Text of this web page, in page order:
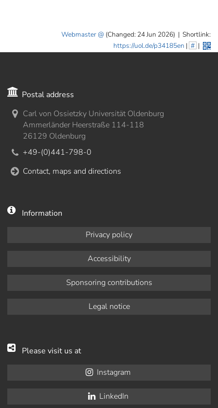
Webmaster (Changed: 24 Jun 2026) | Shortlink:
https://uol.de/p34185en | # |
Postal address
Carl von Ossietzky Universität Oldenburg
Ammerländer Heerstraße 114-118
26129 Oldenburg
+49-(0)441-798-0
Contact, maps and directions
Information
Privacy policy
Accessibility
Sponsoring contributions
Legal notice
Please visit us at
Instagram
LinkedIn